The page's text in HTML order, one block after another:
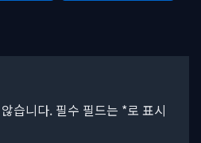
습니다. 필수 필드는 *로 표시